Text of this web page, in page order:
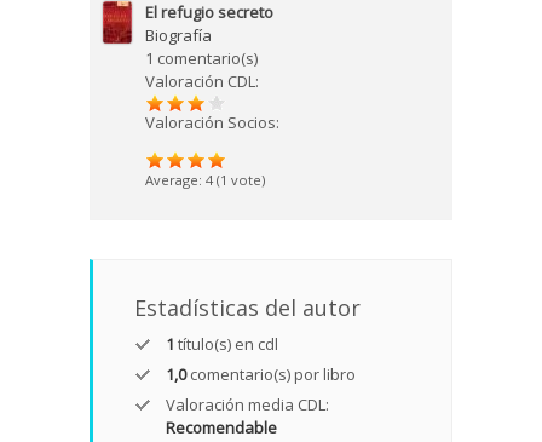
El refugio secreto
Biografía
1 comentario(s)
Valoración CDL:
Valoración Socios:
Average: 4 (1 vote)
Estadísticas del autor
1 título(s) en cdl
1,0comentario(s) por libro
Valoración media CDL:
Recomendable